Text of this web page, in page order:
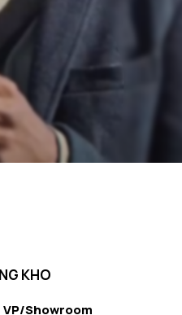
KHO
VP/Showroom